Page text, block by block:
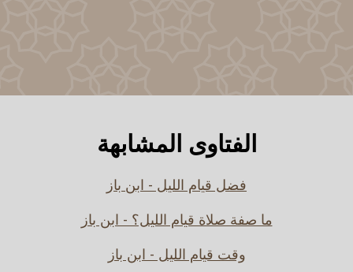
الفتاوى المشابهة
فضل قيام الليل - ابن باز
ما صفة صلاة قيام الليل؟ - ابن باز
وقت قيام الليل - ابن باز